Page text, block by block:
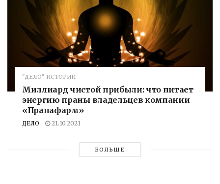
"ДЕЛО". ИСТОРИИ
Миллиард чистой прибыли: что питает
энергию праны владельцев компании
«Пранафарм»
ДЕЛО 21.10.2021
БОЛЬШЕ